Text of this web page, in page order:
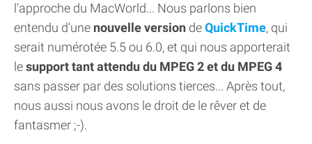
l'approche du MacWorld... Nous parlons bien
entendu d'une nouvelle version deQuickTime, qui
serait numérotée 5.5 ou 6.0, et qui nous apporterait
lesupport tant attendu du MPEG 2 et du MPEG 4
sans passer par des solutions tierces... Après tout,
nous aussi nous avons le droit de le rêver et de
fantasmer ;-).